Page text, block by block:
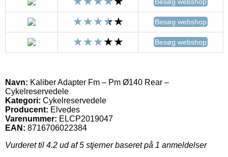
Besøg webshop
Besøg webshop
Navn: Kaliber Adapter Fm – Pm Ø140 Rear –
Cykelreservedele
Kategori: Cykelreservedele
Producent: Elvedes
Varenummer: ELCP2019047
EAN: 8716706022384
Vurderet til 4.2 ud af 5 stjerner baseret på 1 anmeldelser